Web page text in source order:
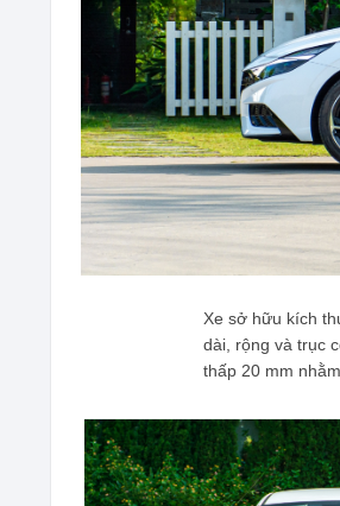
Xe sở hữu kích
dài, rộng và trục
thấp 20 mm